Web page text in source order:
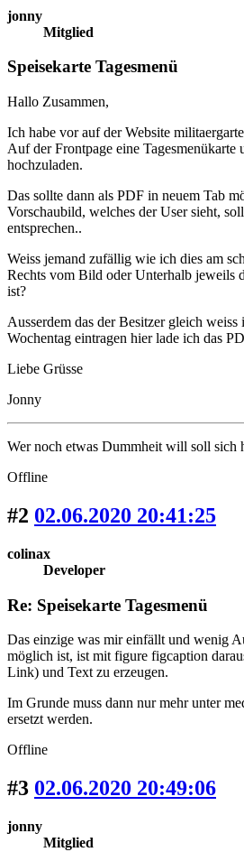
jonny
Mitglied
Speisekarte Tagesmenü
Hallo Zusammen,
Ich habe vor auf der Website
Auf der Frontpage eine Tagesmenükarte
hochzuladen.
Das sollte dann als PDF in neuem Tab
Vorschaubild, welches der User sieht,
entsprechen..
Weiss jemand zufällig wie ich dies am
Rechts vom Bild oder Unterhalb jeweils
ist?
Ausserdem das der Besitzer gleich
Wochentag eintragen hier lade ich das
Liebe Grüsse
Jonny
Wer noch etwas Dummheit will soll sich
Offline
#2 02.06.2020 20:41:25
colinax
Developer
Re: Speisekarte Tagesmenü
Das einzige was mir einfällt und wenig
möglich ist, ist mit figure figcaption
Link) und Text zu erzeugen.
Im Grunde muss dann nur mehr unter
ersetzt werden.
Offline
#3 02.06.2020 20:49:06
jonny
Mitglied